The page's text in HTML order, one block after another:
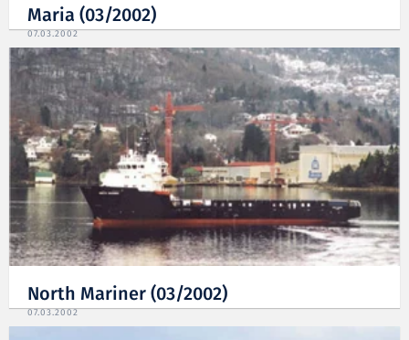
Maria (03/2002)
07.03.2002
North Mariner (03/2002)
07.03.2002